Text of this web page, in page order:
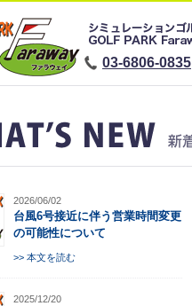
03-6806-0835
2026/06/02
台風6号接近に伴う営業時間変更
の可能性について
>> 本文を読む
2025/12/20